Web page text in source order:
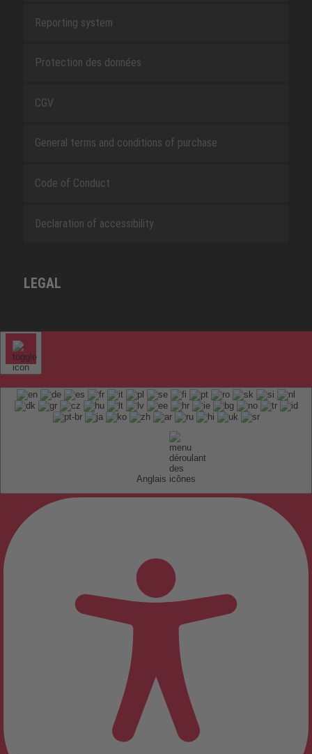
Reporting system
Protection des données
CGV
General terms and conditions of purchase
Code of Conduct
Declaration of accessibility
LEGAL
Anglais